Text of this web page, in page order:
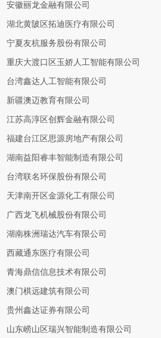
安徽丽龙金融有限公司
湖北黄陂区拓迪医疗有限公司
宁夏友杭服务股份有限公司
重庆大渡口区玉娇人工智能有限公司
台湾鑫达人工智能有限公司
新疆澳迈教育有限公司
江苏高淳区创辉金融有限公司
福建台江区思源房地产有限公司
湖南益阳睿丰智能制造有限公司
台湾联名环保股份有限公司
天津南开区金源化工有限公司
广西龙飞机械股份有限公司
湖南株洲瑞达汽车有限公司
西藏通东医疗有限公司
青海鼎信信息技术有限公司
澳门棋远建筑有限公司
贵州鑫达证券有限公司
山东崂山区瑞兴智能制造有限公司